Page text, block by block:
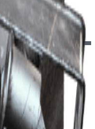
:Skadet flåttkapsel